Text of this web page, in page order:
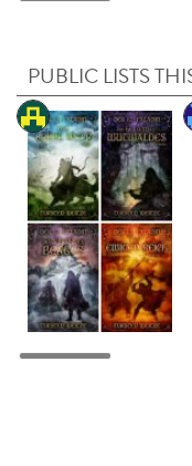
PUBLIC LISTS